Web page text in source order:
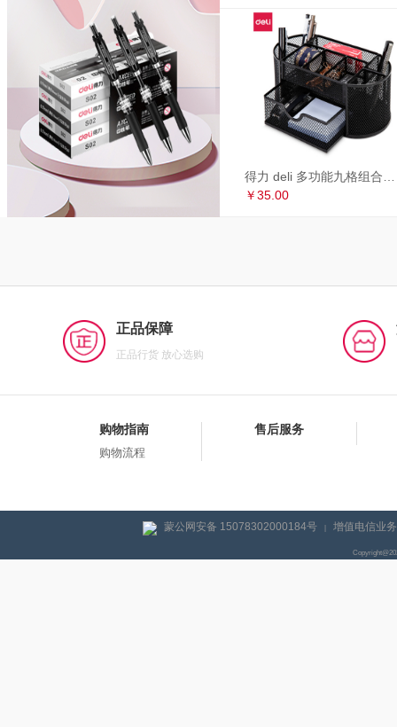
￥35.00
正品保障
正品行货 放心选购
购物指南
购物流程
售后服务
蒙公网安备 15078302000184号 | 增值电信业